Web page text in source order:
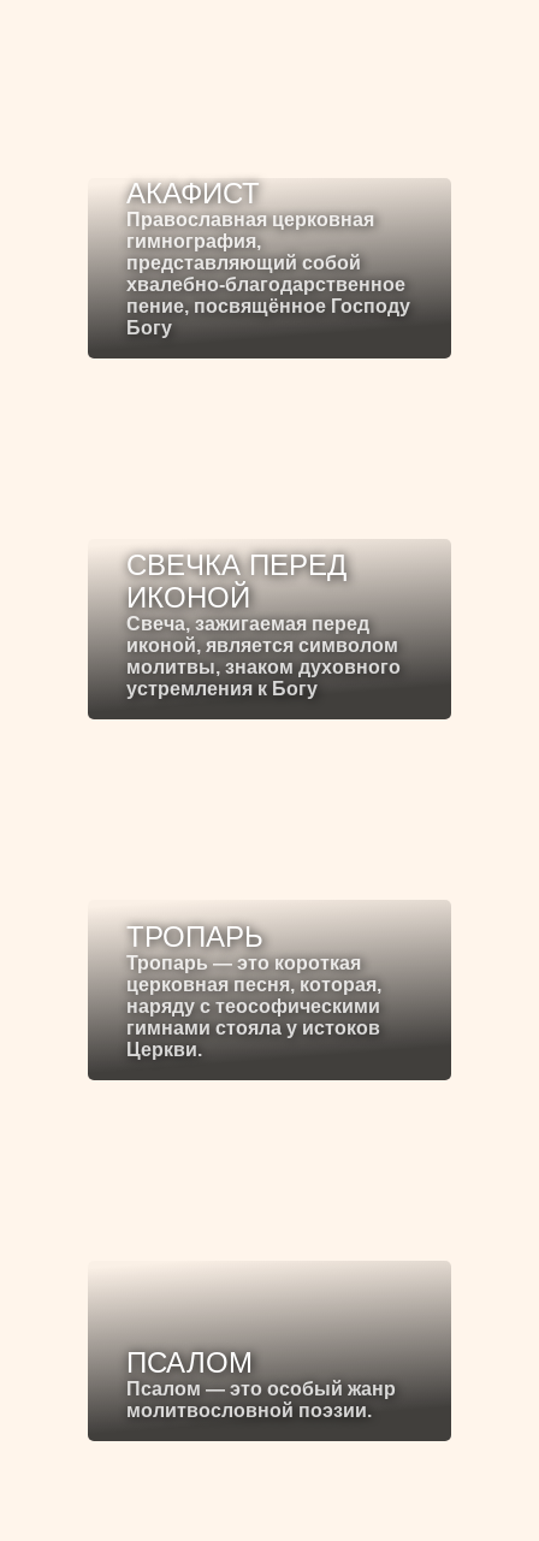
АКАФИСТ
Православная церковная
гимнография,
представляющий собой
хвалебно-благодарственное
пение, посвящённое Господу
Богу
СВЕЧКА ПЕРЕД
ИКОНОЙ
Свеча, зажигаемая перед
иконой, является символом
молитвы, знаком духовного
устремления к Богу
ТРОПАРЬ
Тропарь — это короткая
церковная песня, которая,
наряду с теософическими
гимнами стояла у истоков
Церкви.
ПСАЛОМ
Псалом — это особый жанр
молитвословной поэзии.